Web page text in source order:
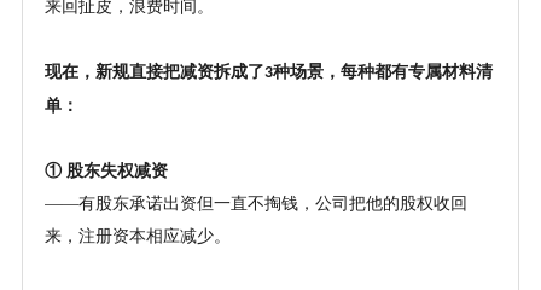
来回扯皮，浪费时间。
现在，新规直接把减资拆成了3种场景，每种都有专属材料清
单：
① 股东失权减资
——有股东承诺出资但一直不掏钱，公司把他的股权收回
来，注册资本相应减少。